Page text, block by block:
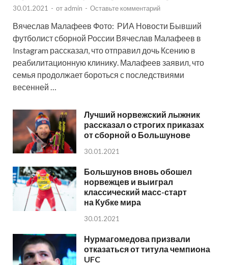
30.01.2021 - от admin - Оставьте комментарий
Вячеслав Малафеев Фото: РИА Новости Бывший
футболист сборной России Вячеслав Малафеев в
Instagram рассказал, что отправил дочь Ксению в
реабилитационную клинику. Малафеев заявил, что
семья продолжает бороться с последствиями
весенней …
Лучший норвежский лыжник
рассказал о строгих приказах
от сборной о Большунове
30.01.2021
Большунов вновь обошел
норвежцев и выиграл
классический масс-старт
на Кубке мира
30.01.2021
Нурмагомедова призвали
отказаться от титула чемпиона
UFC